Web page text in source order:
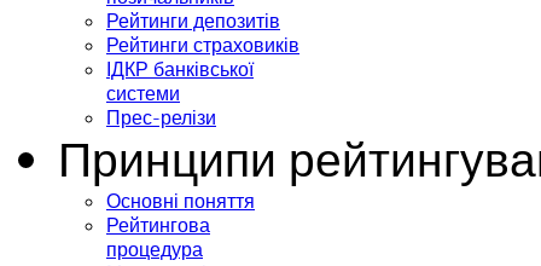
Рейтинги депозитів
Рейтинги страховиків
ІДКР банківської
системи
Прес-релізи
Принципи
Основні поняття
Рейтингова
процедура